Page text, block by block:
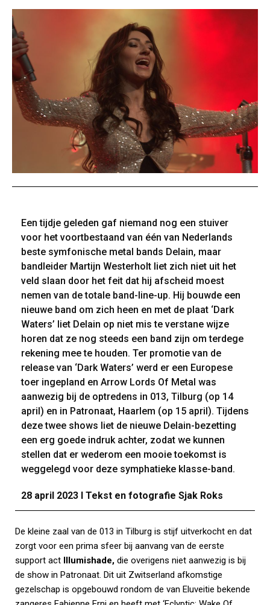
Een tijdje geleden gaf niemand nog een stuiver
voor het voortbestaand van één van Nederlands
beste symfonische metal bands Delain, maar
bandleider Martijn Westerholt liet zich niet uit het
veld slaan door het feit dat hij afscheid moest
nemen van de totale band-line-up. Hij bouwde een
nieuwe band om zich heen en met de plaat ‘Dark
Waters’ liet Delain op niet mis te verstane wijze
horen dat ze nog steeds een band zijn om terdege
rekening mee te houden. Ter promotie van de
release van ‘Dark Waters’ werd er een Europese
toer ingepland en Arrow Lords Of Metal was
aanwezig bij de optredens in 013, Tilburg (op 14
april) en in Patronaat, Haarlem (op 15 april). Tijdens
deze twee shows liet de nieuwe Delain-bezetting
een erg goede indruk achter, zodat we kunnen
stellen dat er wederom een mooie toekomst is
weggelegd voor deze symphatieke klasse-band.
28 april 2023 I Tekst en fotografie Sjak Roks
De kleine zaal van de 013 in Tilburg is stijf uitverkocht en dat
zorgt voor een prima sfeer bij aanvang van de eerste
support act
Illumishade, die overigens niet aanwezig is bij
de show in Patronaat. Dit uit Zwitserland afkomstige
gezelschap is opgebouwd rondom de van Eluveitie bekende